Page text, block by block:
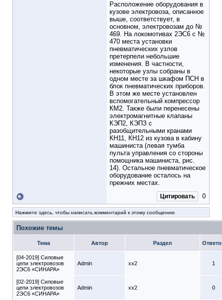
Расположение оборудования в
кузове электровоза, описанное
выше, соответствует, в
основном, электровозам до №
469. На локомотивах 2ЭС6 с №
470 места установки
пневматических узлов
претерпели небольшие
изменения. В частности,
некоторые узлы собраны в
одном месте за шкафом ПСН в
блок пневматических приборов.
В этом же месте установлен
вспомогательный компрессор
КМ2. Также были перенесены
электромагнитные клапаны
КЭП2, КЭПЗ с
разобщительными кранами
КН11, КН12 из кузова в кабину
машиниста (левая тумба
пульта управления со стороны
помощника машиниста, рис.
14). Остальное пневматическое
оборудование осталось на
прежних местах.
Цитировать 0
Нажмите здесь, чтобы написать комментарий к этому сообщению
Похожие темы
Тема Автор Раздел
[04-2019] Силовые
цепи электровозов
2ЭС6 «СИНАРА»
Admin xx2 1
[02-2019] Силовые
цепи электровозов
2ЭС6 «СИНАРА»
Admin xx2 0